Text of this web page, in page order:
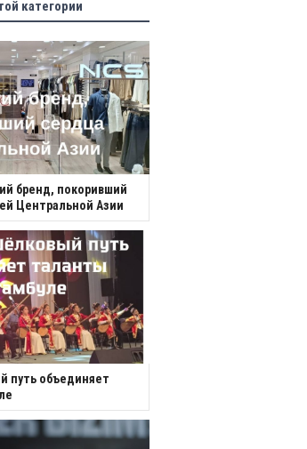
категории
бренд, покоривший
Центральной Азии
путь объединяет